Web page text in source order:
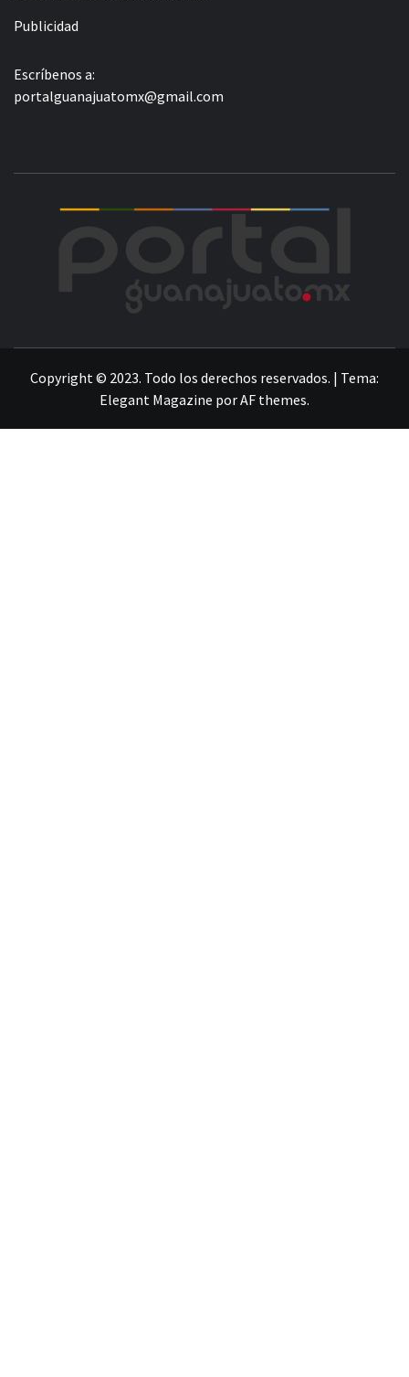
Publicidad
Escríbenos a:
portalguanajuatomx@gmail.com
Copyright © 2023. Todo los derechos reservados. | Tema:
Elegant Magazine porAF themes.